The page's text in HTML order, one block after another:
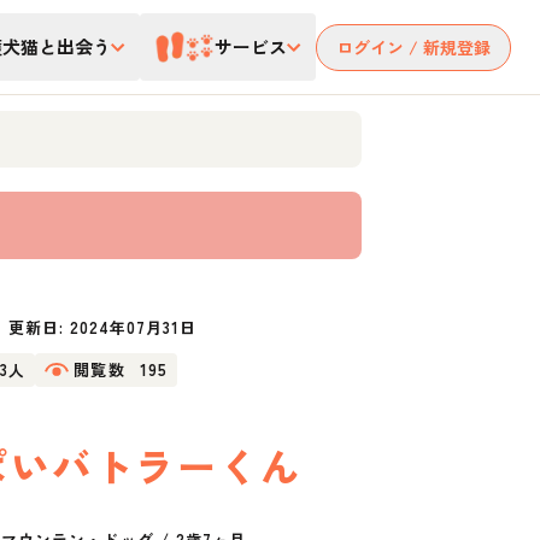
猫と出会う サービス ログイン / 新規登録
更新日: 2024年07月31日
人
閲覧数 195
バトラーくん